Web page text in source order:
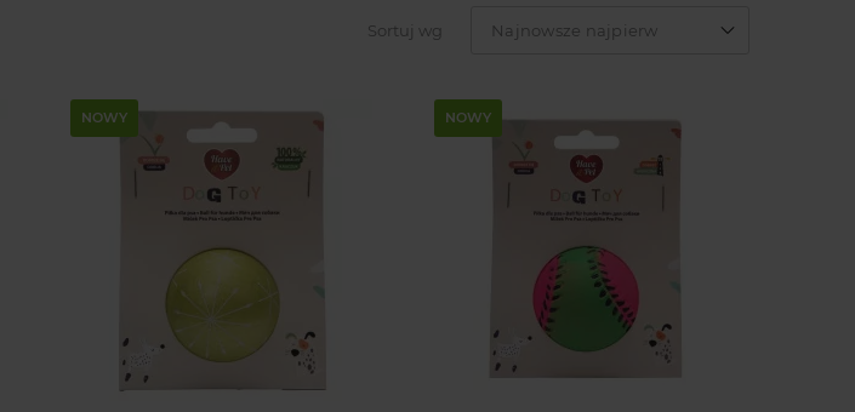
Sortuj wg Najnowsze najpierw
NOWY NOWY